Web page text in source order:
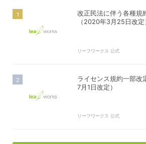
改正民法に伴う各種規
（2020年3月25日改定
リーフワークス 公式
ライセンス規約一部改
7月1日改定）
リーフワークス 公式